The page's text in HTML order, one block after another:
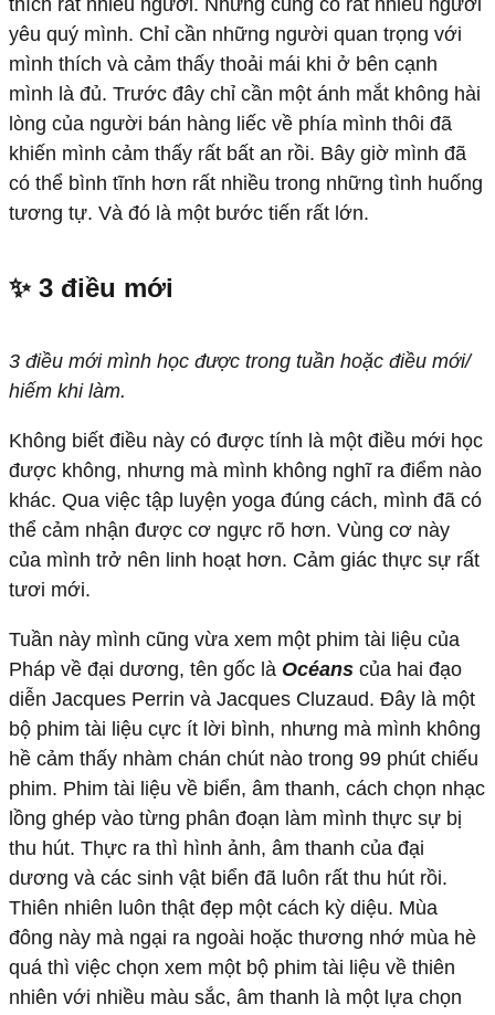
thích rất nhiều người. Nhưng cũng có rất nhiều người
yêu quý mình. Chỉ cần những người quan trọng với
mình thích và cảm thấy thoải mái khi ở bên cạnh
mình là đủ. Trước đây chỉ cần một ánh mắt không hài
lòng của người bán hàng liếc về phía mình thôi đã
khiến mình cảm thấy rất bất an rồi. Bây giờ mình đã
có thể bình tĩnh hơn rất nhiều trong những tình huống
tương tự. Và đó là một bước tiến rất lớn.
✨ 3 điều mới
3 điều mới mình học được trong tuần hoặc điều mới/
hiếm khi làm.
Không biết điều này có được tính là một điều mới học
được không, nhưng mà mình không nghĩ ra điểm nào
khác. Qua việc tập luyện yoga đúng cách, mình đã có
thể cảm nhận được cơ ngực rõ hơn. Vùng cơ này
của mình trở nên linh hoạt hơn. Cảm giác thực sự rất
tươi mới.
Tuần này mình cũng vừa xem một phim tài liệu của
Pháp về đại dương, tên gốc là Océans của hai đạo
diễn Jacques Perrin và Jacques Cluzaud. Đây là một
bộ phim tài liệu cực ít lời bình, nhưng mà mình không
hề cảm thấy nhàm chán chút nào trong 99 phút chiếu
phim. Phim tài liệu về biển, âm thanh, cách chọn nhạc
lồng ghép vào từng phân đoạn làm mình thực sự bị
thu hút. Thực ra thì hình ảnh, âm thanh của đại
dương và các sinh vật biển đã luôn rất thu hút rồi.
Thiên nhiên luôn thật đẹp một cách kỳ diệu. Mùa
đông này mà ngại ra ngoài hoặc thương nhớ mùa hè
quá thì việc chọn xem một bộ phim tài liệu về thiên
nhiên với nhiều màu sắc, âm thanh là một lựa chọn